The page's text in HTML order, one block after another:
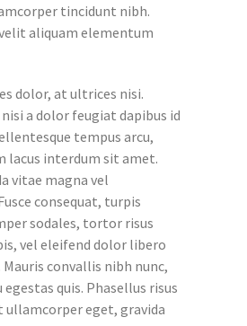
tincidunt nibh.
aliquam elementum
dolor, at ultrices nisi.
a dolor feugiat dapibus id
tempus arcu,
lacus interdum sit amet.
vitae magna vel
consequat, turpis
sodales, tortor risus
vel eleifend dolor libero
convallis nibh nunc,
quis. Phasellus risus
ullamcorper eget, gravida